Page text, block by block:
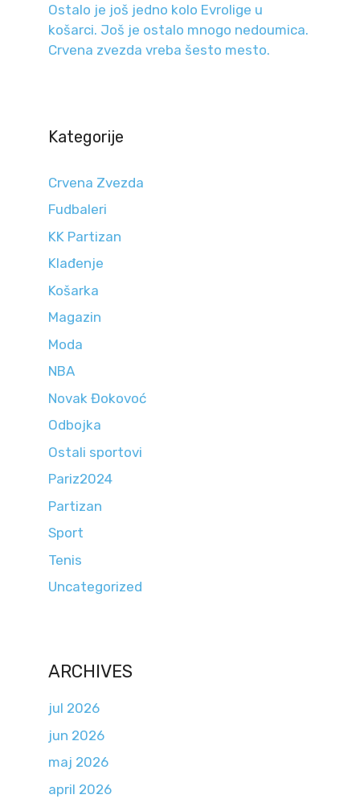
Ostalo je još jedno kolo Evrolige u
košarci. Još je ostalo mnogo nedoumica.
Crvena zvezda vreba šesto mesto.
Kategorije
Crvena Zvezda
Fudbaleri
KK Partizan
Klađenje
Košarka
Magazin
Moda
NBA
Novak Đokovoć
Odbojka
Ostali sportovi
Pariz2024
Partizan
Sport
Tenis
Uncategorized
ARCHIVES
jul 2026
jun 2026
maj 2026
april 2026